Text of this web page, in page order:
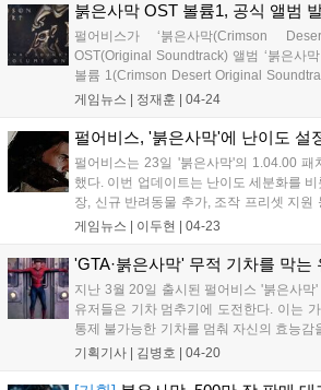
사막'의 쾌거를 진심으로 축하한다"며...
붉은사막 OST 볼륨1, 공식 앨범
펄어비스가 ‘붉은사막(Crimson
OST(Original Soundtrack) 앨범 ‘붉은사
볼륨 1(Crimson Desert Original
했다. 이용자는 스팀 무료
게임뉴스 | 정재훈 04-24
펄어비스, '붉은사막'에 난이도 설
펄어비스는 23일 '붉은사막'의 1.04.00 패
했다. 이번 업데이트는 난이도 세분화를
장, 신규 반려동물 추가, 조작 프리셋 지원
과 편의성 개선을 포함하고 있다. 가장 눈
한 전투를 원하는 이용자를 위...
게임뉴스 | 이두현 04-23
'GTA·붉은사막' 무적 기차를 막는
지난 3월 20일 출시된 펄어비스 '붉은사막
유저들은 기차 멈추기에 도전한다. 이는
통제 불가능한 기차를 멈춰 자신의 효능감
템의 한계를 시험하며, 커뮤니티 콘텐츠로
기획기사 | 김병호 04-20